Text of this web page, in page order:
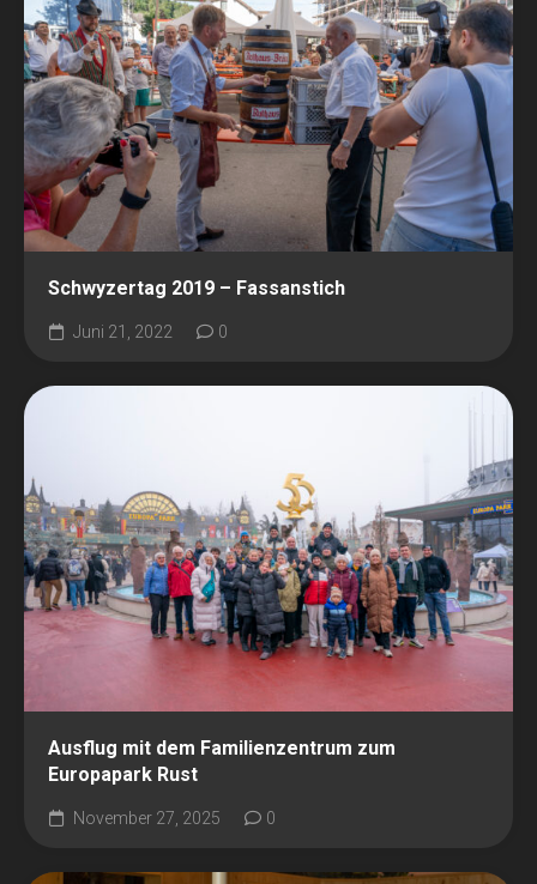
Schwyzertag 2019 – Fassanstich
Juni 21, 2022 0
Ausflug mit dem Familienzentrum zum
Europapark Rust
November 27, 2025 0